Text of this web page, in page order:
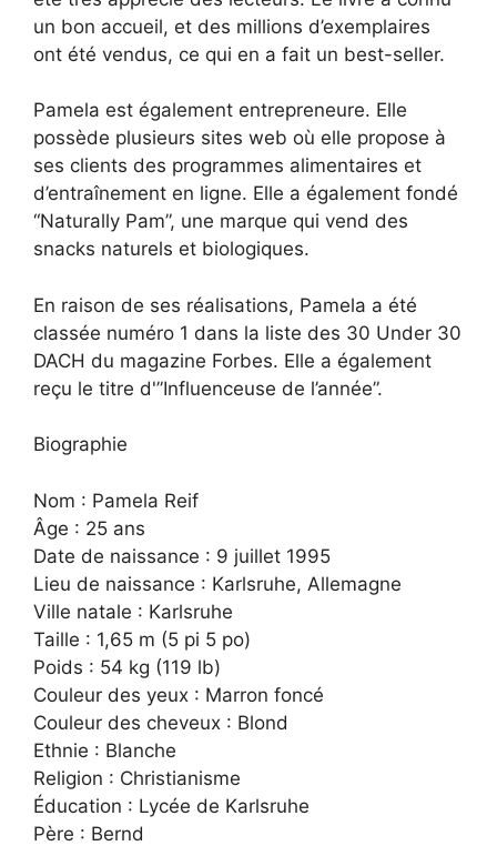
un bon accueil, et des millions d’exemplaires
ont été vendus, ce qui en a fait un best-seller.
Pamela est également entrepreneure. Elle
possède plusieurs sites web où elle propose à
ses clients des programmes alimentaires et
d’entraînement en ligne. Elle a également fondé
“Naturally Pam”, une marque qui vend des
snacks naturels et biologiques.
En raison de ses réalisations, Pamela a été
classée numéro 1 dans la liste des 30 Under 30
DACH du magazine Forbes. Elle a également
reçu le titre d'”Influenceuse de l’année”.
Biographie
Nom : Pamela Reif
Âge : 25 ans
Date de naissance : 9 juillet 1995
Lieu de naissance : Karlsruhe, Allemagne
Ville natale : Karlsruhe
Taille : 1,65 m (5 pi 5 po)
Poids : 54 kg (119 lb)
Couleur des yeux : Marron foncé
Couleur des cheveux : Blond
Ethnie : Blanche
Religion : Christianisme
Éducation : Lycée de Karlsruhe
Père : Bernd